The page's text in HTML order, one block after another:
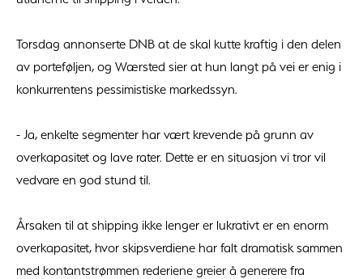
Torsdag annonserte DNB at de skal kutte kraftig i den delen
av porteføljen, og Wærsted sier at hun langt på vei er enig i
konkurrentens pessimistiske markedssyn.
- Ja, enkelte segmenter har vært krevende på grunn av
overkapasitet og lave rater. Dette er en situasjon vi tror vil
vedvare en god stund til.
Årsaken til at shipping ikke lenger er lukrativt er en enorm
overkapasitet, hvor skipsverdiene har falt dramatisk sammen
med kontantstrømmen rederiene greier å generere fra